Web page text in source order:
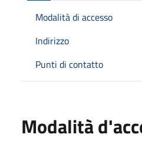
Modalità di accesso
Indirizzo
Punti di contatto
Modalità